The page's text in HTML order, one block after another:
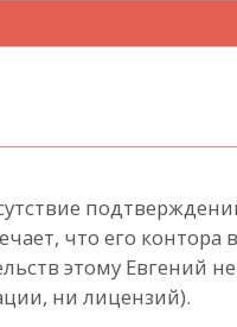
что его контора
этому Евгений не
ни лицензий).